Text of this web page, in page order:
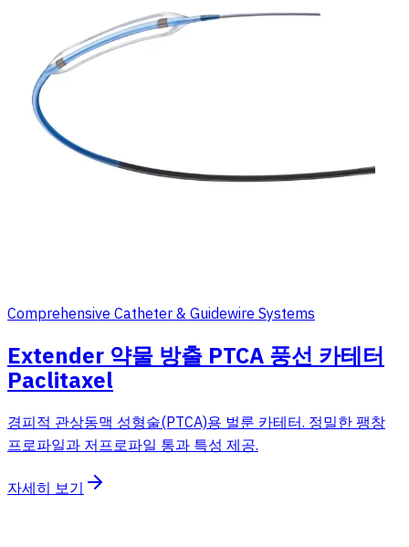
Comprehensive Catheter & Guidewire Systems
Extender 약물 방출 PTCA 풍선 카테터
Paclitaxel
경피적 관상동맥 성형술(PTCA)용 벌룬 카테터. 정밀한 팽창
프로파일과 저프로파일 통과 특성 제공.
자세히 보기